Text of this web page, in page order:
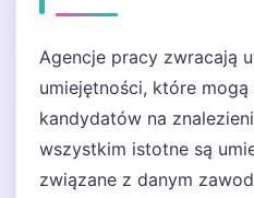
Agencje pracy zwracają
umiejętności, które
kandydatów na
wszystkim istotne są
związane z danym